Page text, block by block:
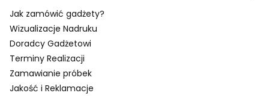
Jak zamówić gadżety?
Wizualizacje Nadruku
Doradcy Gadżetowi
Terminy Realizacji
Zamawianie próbek
Jakość i Reklamacje